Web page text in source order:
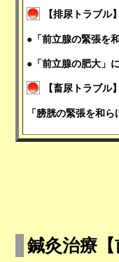
【排尿トラブル
●「前立腺の緊張を
●「前立腺の肥大」
【畜尿トラブル
「膀胱の緊張を和ら
鍼灸治療